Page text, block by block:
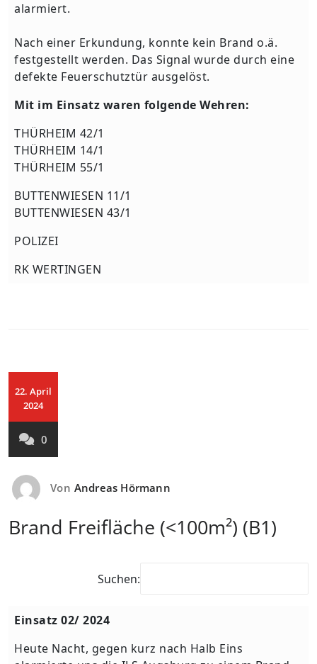
alarmiert.
Nach einer Erkundung, konnte kein Brand o.ä.
festgestellt werden. Das Signal wurde durch eine
defekte Feuerschutztür ausgelöst.
Mit im Einsatz waren folgende Wehren:
THÜRHEIM 42/1
THÜRHEIM 14/1
THÜRHEIM 55/1
BUTTENWIESEN 11/1
BUTTENWIESEN 43/1
POLIZEI
RK WERTINGEN
22. April
2024
0
Von Andreas Hörmann
Brand Freifläche (<100m²) (B1)
Suchen:
Einsatz 02/ 2024
Heute Nacht, gegen kurz nach Halb Eins